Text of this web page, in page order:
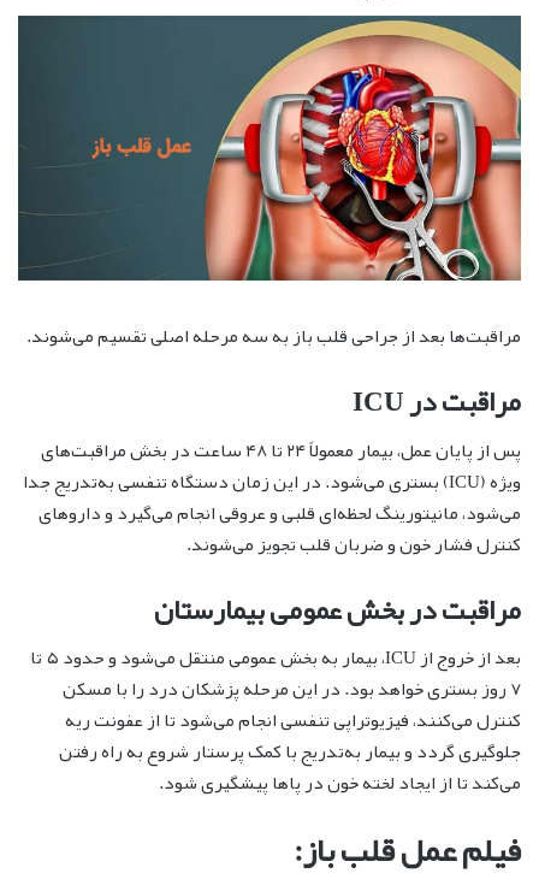
مراقبت‌ها بعد از جراحی قلب باز به سه مرحله اصلی تقسیم می‌شوند.
مراقبت در ICU
پس از پایان عمل، بیمار معمولاً ۲۴ تا ۴۸ ساعت در بخش مراقبت‌های
ویژه (ICU) بستری می‌شود. در این زمان دستگاه تنفسی به‌تدریج جدا
می‌شود، مانیتورینگ لحظه‌ای قلبی و عروقی انجام می‌گیرد و داروهای
کنترل فشار خون و ضربان قلب تجویز می‌شوند.
مراقبت در بخش عمومی بیمارستان
بعد از خروج از ICU، بیمار به بخش عمومی منتقل می‌شود و حدود ۵ تا
۷ روز بستری خواهد بود. در این مرحله پزشکان درد را با مسکن
کنترل می‌کنند، فیزیوتراپی تنفسی انجام می‌شود تا از عفونت ریه
جلوگیری گردد و بیمار به‌تدریج با کمک پرستار شروع به راه رفتن
می‌کند تا از ایجاد لخته خون در پاها پیشگیری شود.
فیلم عمل قلب باز: